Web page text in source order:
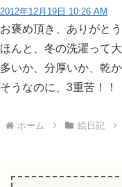
2012年12月19日 10:26 AM
お褒め頂き、ありがと
ほんと、冬の洗濯って
多いか、分厚いか、乾
そうなのに、3重苦！！
ホーム 絵日記